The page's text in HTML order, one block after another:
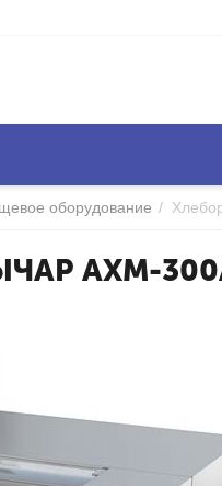
оборудование /
АХМ-